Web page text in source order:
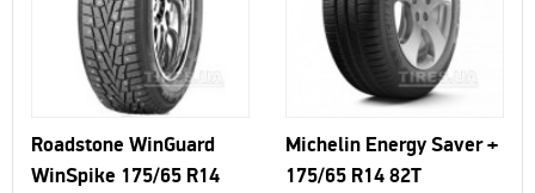
устойчивость при маневрировании, придают
управляемости спортивную отточенность.
Roadstone WinGuard
WinSpike 175/65 R14
Michelin Energy Saver +
175/65 R14 82T